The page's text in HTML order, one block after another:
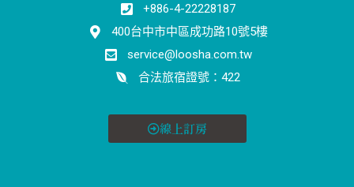
+886-4-22228187
400台中市中區成功路10號5樓
service@loosha.com.tw
合法旅宿證號：422
線上訂房